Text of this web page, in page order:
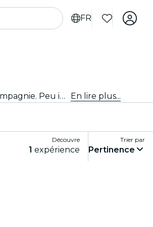
FR
Découvre toutes les pièces de théâtre et les productions du moment à Johannesbourg et passe une soirée magique en bonne compagnie. Peu importe ce que tu aimes, c'est sûr que tu trouveras l'expérience qui te correspond ! En lire plus...
Découvre
1 expérience
Trier par
Pertinence